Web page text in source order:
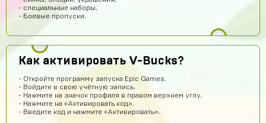
- специальные наборы,
- Боевые пропуски.
Как активировать V-Bucks?
- Откройте программу запуска Epic Games.
- Войдите в свою учётную запись.
- Нажмите на значок профиля в правом верхнем углу.
- Нажмите на «Активировать код».
- Введите код и нажмите «Активировать».
Кирилл Иванов
ой *работает*
Егор Карачев 9 часов назад
спс
Пэндлтон Джонс
Сайт просто топ